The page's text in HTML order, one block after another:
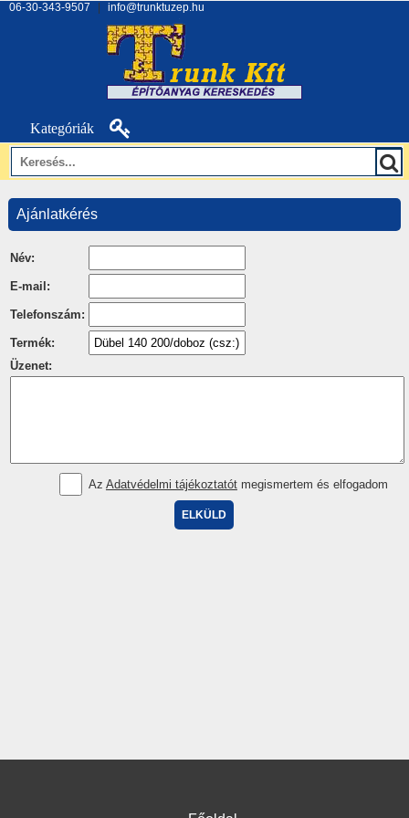
06-30-343-9507 info@trunktuzep.hu
Kategóriák
Ajánlatkérés
Név:
E-mail:
Telefonszám:
Termék:
Üzenet:
Az Adatvédelmi tájékoztatótmegismertem és elfogadom